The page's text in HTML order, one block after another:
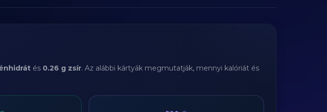
és 0.26 g zsír. Az alábbi kártyák megmutatják, mennyi kalóriát és